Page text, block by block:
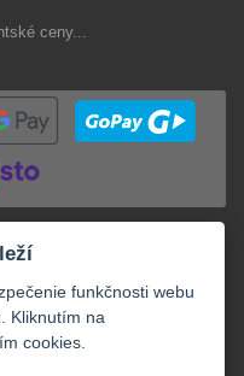
ceny...
funkčnosti webu
Kliknutím na
cookies.